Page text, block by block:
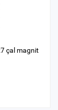
çal magnit